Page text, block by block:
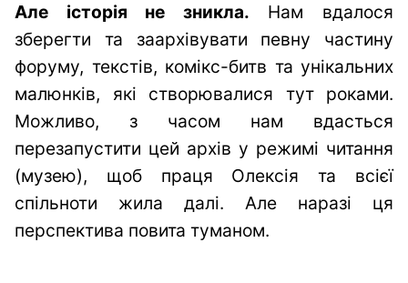
Але історія не зникла. Нам вдалося
зберегти та заархівувати певну частину
форуму, текстів, комікс-битв та унікальних
малюнків, які створювалися тут роками.
Можливо, з часом нам вдасться
перезапустити цей архів у режимі читання
(музею), щоб праця Олексія та всієї
спільноти жила далі. Але наразі ця
перспектива повита туманом.